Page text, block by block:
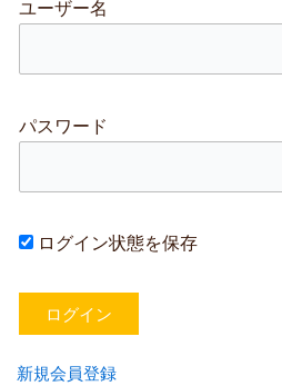
ユーザー名
パスワード
ログイン状態を保存
新規会員登録